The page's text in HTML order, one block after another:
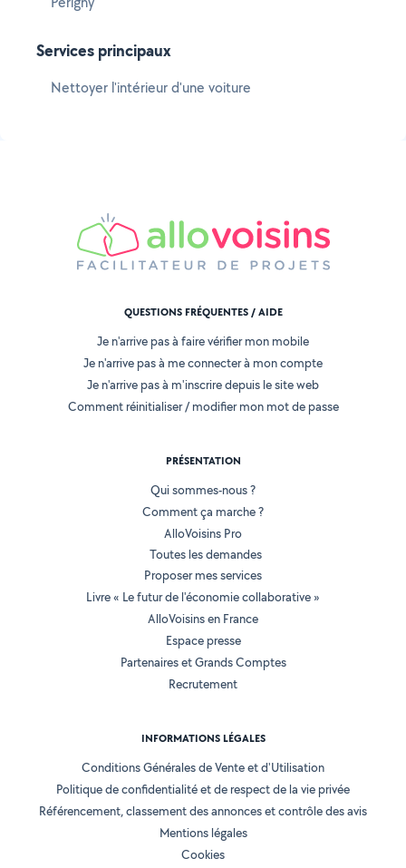
Services principaux
Nettoyer l'intérieur d'une voiture
QUESTIONS FRÉQUENTES / AIDE
Je n'arrive pas à faire vérifier mon mobile
Je n'arrive pas à me connecter à mon compte
Je n'arrive pas à m'inscrire depuis le site web
Comment réinitialiser / modifier mon mot de passe
PRÉSENTATION
Qui sommes-nous ?
Comment ça marche ?
AlloVoisins Pro
Toutes les demandes
Proposer mes services
Livre « Le futur de l'économie collaborative »
AlloVoisins en France
Espace presse
Partenaires et Grands Comptes
Recrutement
INFORMATIONS LÉGALES
Conditions Générales de Vente et d'Utilisation
Politique de confidentialité et de respect de la vie privée
Référencement, classement des annonces et contrôle des avis
Mentions légales
Cookies